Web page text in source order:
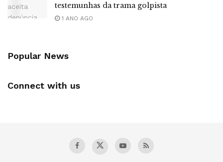
testemunhas da trama golpista
1 ANO AGO
Popular News
Connect with us